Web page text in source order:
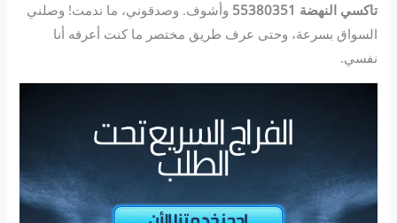
تاكسي النهضة 55380351
وأشوف. وصدقوني، ما ندمت! وصلني
السواق بسرعة، وحتى عرف طريق مختصر ما كنت أعرفه أنا
نفسي.